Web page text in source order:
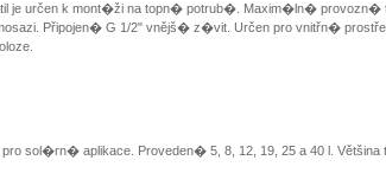
je určen k mont�ži na topn� potrub�. Maxim�ln� provozn�
Připojen� G 1/2" vnějš� z�vit. Určen pro vnitřn�
sol�rn� aplikace. Proveden� 5, 8, 12, 19, 25 a 40 l. Většina